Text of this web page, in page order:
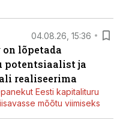
04.08.26, 15:36
lõpetada
ja
realiseerima
Eesti kapitalituru
mõõtu viimiseks